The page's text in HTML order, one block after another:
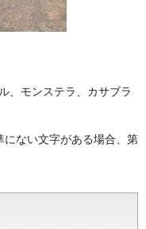
、モンステラ、カサブラ
ない文字がある場合、第